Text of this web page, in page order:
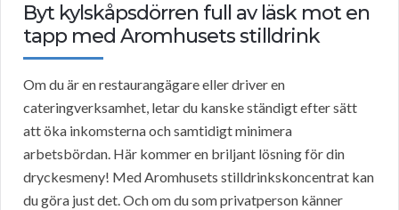
Byt kylskåpsdörren full av läsk mot en
tapp med Aromhusets stilldrink
Om du är en restaurangägare eller driver en
cateringverksamhet, letar du kanske ständigt efter sätt
att öka inkomsterna och samtidigt minimera
arbetsbördan. Här kommer en briljant lösning för din
dryckesmeny! Med Aromhusets stilldrinkskoncentrat kan
du göra just det. Och om du som privatperson känner